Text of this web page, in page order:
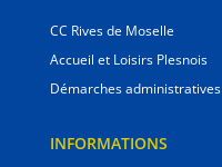
CC Rives de Moselle
Accueil et Loisirs Plesnois
Démarches administratives
INFORMATIONS